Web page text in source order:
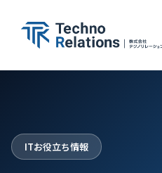
ン
ITお役立ち情報